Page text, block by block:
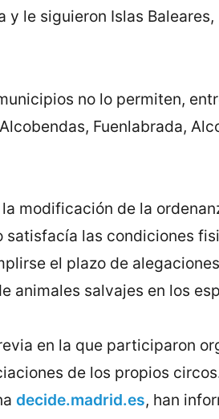
le siguieron Islas Baleares,
no lo permiten,
Fuenlabrada,
modificación de la
satisfacía las condiciones
el plazo de
animales salvajes en los
en la que participaron
de los propios
decide.madrid.es, han